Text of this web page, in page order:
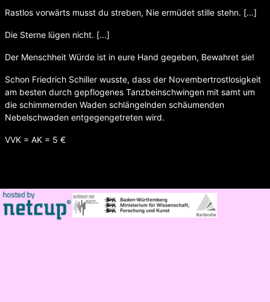
Rastlos vorwärts musst du streben, Nie ermüdet stille stehn. [...]
Die Sterne lügen nicht. [...]
Der Menschheit Würde ist in eure Hand gegeben, Bewahret sie!
Schon Friedrich Schiller wusste, dass der Novembertrostlosigkeit
am besten durch gepflogenes Tanzbeinschwingen mit samt um
die schimmernden Waden schlängelnden schäumenden
Nebelschwaden entgegengetreten wird.
VVK = AK = 5 €